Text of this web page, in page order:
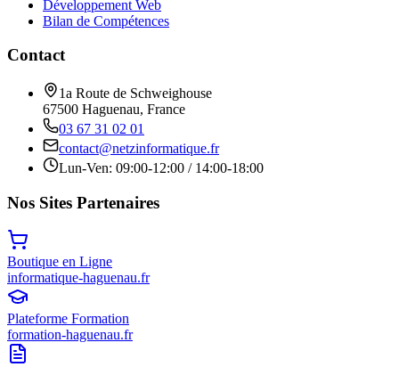
Développement Web
Bilan de Compétences
Contact
1a Route de Schweighouse
67500 Haguenau, France
03 67 31 02 01
contact@netzinformatique.fr
Lun-Ven: 09:00-12:00 / 14:00-18:00
Nos Sites Partenaires
Boutique en Ligne
informatique-haguenau.fr
Plateforme Formation
formation-haguenau.fr